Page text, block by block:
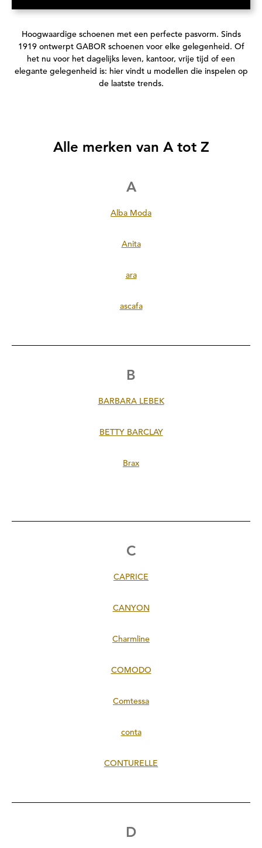
Hoogwaardige schoenen met een perfecte pasvorm. Sinds
1919 ontwerpt GABOR schoenen voor elke gelegenheid. Of
het nu voor het dagelijks leven, kantoor, vrije tijd of een
elegante gelegenheid is: hier vindt u modellen die inspelen op
de laatste trends.
Alle merken van A tot Z
A
Alba Moda
Anita
ara
ascafa
B
BARBARA LEBEK
BETTY BARCLAY
Brax
C
CAPRICE
CANYON
Charmline
COMODO
Comtessa
conta
CONTURELLE
D